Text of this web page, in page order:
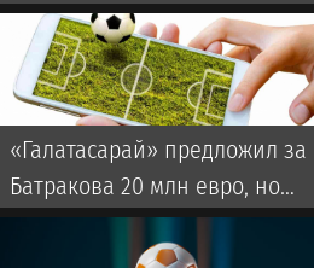
из ОАЭ
«Галатасарай» предложил за
Батракова 20 млн евро, но
«Локомотив» не ответил на